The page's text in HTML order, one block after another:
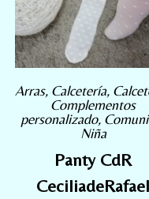
Arras, Calcetería,
Complementos
personalizado,
Niña
Panty CdR
CeciliadeRafael